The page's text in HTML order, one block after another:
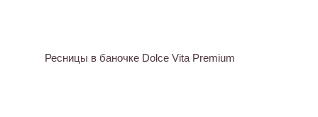
Ресницы в баночке Dolce Vita Premium